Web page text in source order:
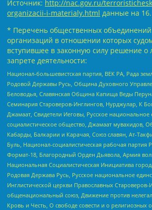
Источник: http://nac.gov.ru/
organizacii-i-materialy.html данные на
* Перечень общественных
организаций в отношении которых
вступившее в законную силу решение о
запрете деятельности:
Национал-большевистская партия, ВЕК РА, Рада
Родовой Державы Русь, Община Духовного
Беловодья, Славянская Община Капища Веды
Семинария Староверов-Инглингов, Нурджулар, К
Джамаат, Свидетели Иеговы, Русское национальное
социалистическое общество, Джамаат мувахидов,
Кабарды, Балкарии и Карачая, Союз славян, Ат-
Буль, Национал-социалистическая рабочая партия
Формат-18, Благородный Орден Дьявола, Армия
Национальная Социалистическая Инициатива
Родовая Держава Русь, Русское национальное
Инглистической церкви Православных Староверов-
общенациональный союз, Движение против
Кровь и Честь, О свободе совести и о религиозных